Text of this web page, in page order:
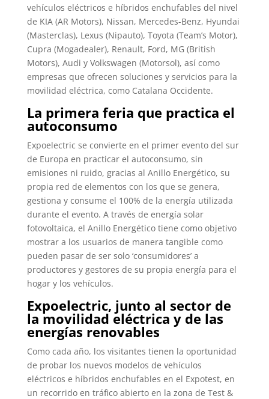
vehículos eléctricos e híbridos enchufables del nivel
de KIA (AR Motors), Nissan, Mercedes-Benz, Hyundai
(Masterclas), Lexus (Nipauto), Toyota (Team’s Motor),
Cupra (Mogadealer), Renault, Ford, MG (British
Motors), Audi y Volkswagen (Motorsol), así como
empresas que ofrecen soluciones y servicios para la
movilidad eléctrica, como Catalana Occidente.
La primera feria que practica el
autoconsumo
Expoelectric se convierte en el primer evento del sur
de Europa en practicar el autoconsumo, sin
emisiones ni ruido, gracias al Anillo Energético, su
propia red de elementos con los que se genera,
gestiona y consume el 100% de la energía utilizada
durante el evento. A través de energía solar
fotovoltaica, el Anillo Energético tiene como objetivo
mostrar a los usuarios de manera tangible como
pueden pasar de ser solo ‘consumidores’ a
productores y gestores de su propia energía para el
hogar y los vehículos.
Expoelectric, junto al sector de
la movilidad eléctrica y de las
energías renovables
Como cada año, los visitantes tienen la oportunidad
de probar los nuevos modelos de vehículos
eléctricos e híbridos enchufables en el Expotest, en
un recorrido en tráfico abierto en la zona de Test &